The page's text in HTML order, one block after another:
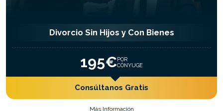
Divorcio Sin Hijos y Con Bienes
195€POR
CÓNYUGE
Consúltanos Gratis
Más Información